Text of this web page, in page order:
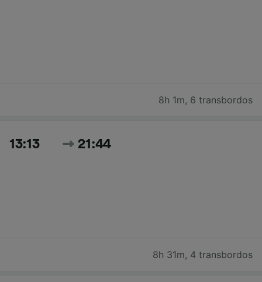
8h 1m, 6 transbordos
13:13 21:44
8h 31m, 4 transbordos